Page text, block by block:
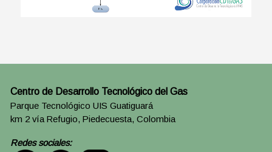
Centro de Desarrollo Tecnológico del Gas
Parque Tecnológico UIS Guatiguará
km 2 vía Refugio, Piedecuesta, Colombia
Redes sociales: